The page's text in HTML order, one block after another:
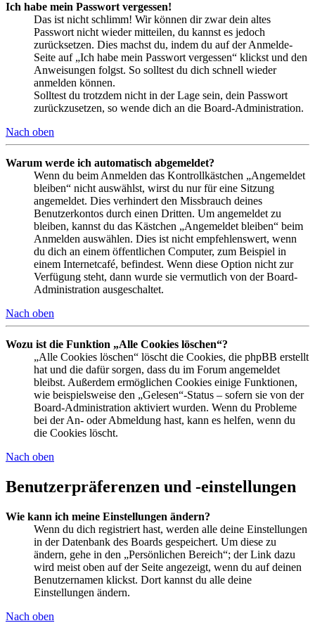
Ich habe mein Passwort vergessen!
Das ist nicht schlimm! Wir können dir zwar dein altes
Passwort nicht wieder mitteilen, du kannst es jedoch
zurücksetzen. Dies machst du, indem du auf der Anmelde-
Seite auf „Ich habe mein Passwort vergessen“ klickst und den
Anweisungen folgst. So solltest du dich schnell wieder
anmelden können.
Solltest du trotzdem nicht in der Lage sein, dein Passwort
zurückzusetzen, so wende dich an die Board-Administration.
Nach oben
Warum werde ich automatisch abgemeldet?
Wenn du beim Anmelden das Kontrollkästchen „Angemeldet
bleiben“ nicht auswählst, wirst du nur für eine Sitzung
angemeldet. Dies verhindert den Missbrauch deines
Benutzerkontos durch einen Dritten. Um angemeldet zu
bleiben, kannst du das Kästchen „Angemeldet bleiben“ beim
Anmelden auswählen. Dies ist nicht empfehlenswert, wenn
du dich an einem öffentlichen Computer, zum Beispiel in
einem Internetcafé, befindest. Wenn diese Option nicht zur
Verfügung steht, dann wurde sie vermutlich von der Board-
Administration ausgeschaltet.
Nach oben
Wozu ist die Funktion „Alle Cookies löschen“?
„Alle Cookies löschen“ löscht die Cookies, die phpBB erstellt
hat und die dafür sorgen, dass du im Forum angemeldet
bleibst. Außerdem ermöglichen Cookies einige Funktionen,
wie beispielsweise den „Gelesen“-Status – sofern sie von der
Board-Administration aktiviert wurden. Wenn du Probleme
bei der An- oder Abmeldung hast, kann es helfen, wenn du
die Cookies löscht.
Nach oben
Benutzerpräferenzen und -einstellungen
Wie kann ich meine Einstellungen ändern?
Wenn du dich registriert hast, werden alle deine Einstellungen
in der Datenbank des Boards gespeichert. Um diese zu
ändern, gehe in den „Persönlichen Bereich“; der Link dazu
wird meist oben auf der Seite angezeigt, wenn du auf deinen
Benutzernamen klickst. Dort kannst du alle deine
Einstellungen ändern.
Nach oben